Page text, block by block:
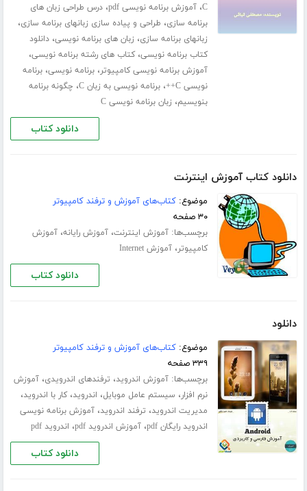
C،آموزش برنامه نویسی pdf ،درس طراحی زبان های
برنامه سازی، طراحی و پیاده سازی زبانهای برنامه سازی،
زبانهای برنامه سازی، زبان های برنامه نویسی،دانلود
کتاب برنامه نویسی،کتاب های رشته برنامه نویسی،
آموزش برنامه نویسی کامپیوتر،برنامه نویسی،برنامه
نویسی C++
،برنامه نویسی به زبان C ، چگونه برنامه
بنویسیم، زبان برنامه نویسی C
دانلود کتاب
دانلود کتاب آموزش اینترنت
موضوع:کتاب‌های آموزش و ترفند کامپیوتر
۳۰ صفحه
برچسب‌ها:آموزش اینترنت،آموزش رایانه،آموزش
کامپیوتر،آموزش Internet
دانلود کتاب
دانلود
موضوع:کتاب‌های آموزش و ترفند کامپیوتر
۳۳۹ صفحه
برچسب‌ها:آموزش اندروید، ترفندهای اندرویدی،آموزش
نرم افزار، سیستم عامل موبایل، اندروید،کار با اندروید،
مدیریت اندروید، ترفند اندروید،آموزش برنامه نویسی
اندروید رایگان pdf
،آموزش اندروید pdf ، اندروید pdf
دانلود کتاب